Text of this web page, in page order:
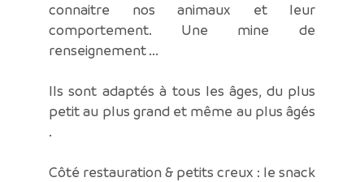
connaitre nos animaux et leur
comportement. Une mine de
renseignement ...
Ils sont adaptés à tous les âges, du plus
petit au plus grand et même au plus âgés
.
Côté restauration & petits creux : le snack